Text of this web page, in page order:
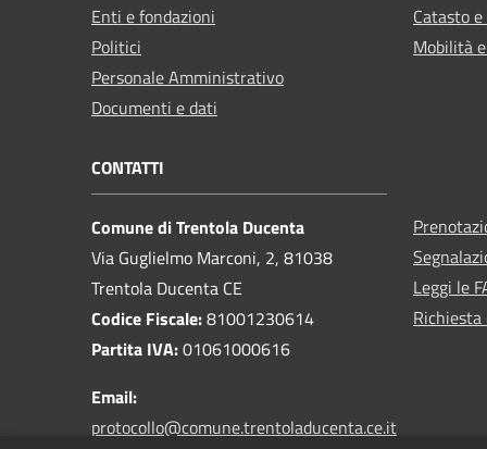
Enti e fondazioni
Politici
Personale Amministrativo
Documenti e dati
Catasto
Mobilità
CONTATTI
Comune di Trentola Ducenta
Via Guglielmo Marconi, 2, 81038
Trentola Ducenta CE
Codice Fiscale:81001230614
Partita IVA:01061000616
Email:
protocollo@comune.trentoladucenta.ce.it
Leggi le